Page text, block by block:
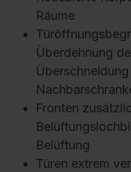
Räume
Überdehnung
Fronten
Belüftung
Türen extrem